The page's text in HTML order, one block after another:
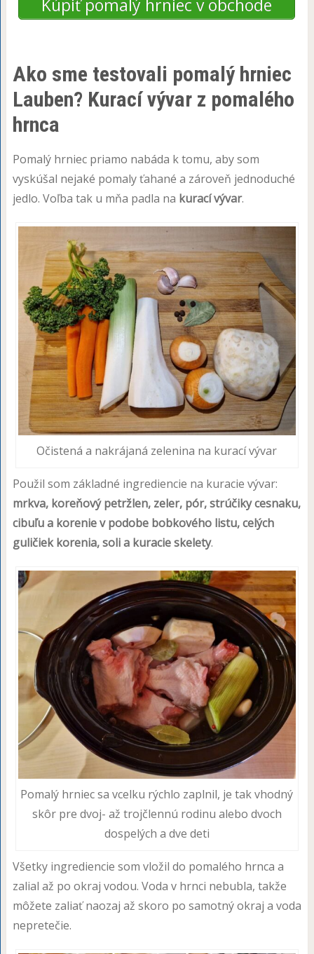
Kúpiť pomalý hrniec v obchode
Ako sme testovali pomalý hrniec
Lauben? Kurací vývar z pomalého
hrnca
Pomalý hrniec priamo nabáda k tomu, aby som
vyskúšal nejaké pomaly ťahané a zároveň jednoduché
jedlo. Voľba tak u mňa padla na kurací vývar.
Očistená a nakrájaná zelenina na kurací vývar
Použil som základné ingrediencie na kuracie vývar:
mrkva, koreňový petržlen, zeler, pór, strúčiky cesnaku,
cibuľu a korenie v podobe bobkového listu, celých
guličiek korenia, soli a kuracie skelety.
Pomalý hrniec sa vcelku rýchlo zaplnil, je tak vhodný
skôr pre dvoj- až trojčlennú rodinu alebo dvoch
dospelých a dve deti
Všetky ingrediencie som vložil do pomalého hrnca a
zalial až po okraj vodou. Voda v hrnci nebubla, takže
môžete zaliať naozaj až skoro po samotný okraj a voda
nepretečie.